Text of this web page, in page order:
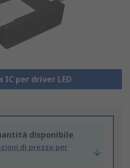
IC per driver LED
disponibile
di prezzo per